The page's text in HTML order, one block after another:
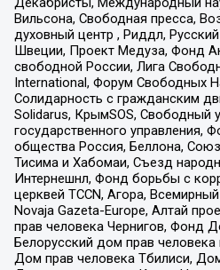
Вильсона, Свободная пресса,
духовный центр , Риддл,
Швеции, Проект Медуза, Фонд
свободной России, Лига
International, Форум Свободных
Солидарность с гражданским
Solidarus, КрымSOS, Свободный
государственного управления,
общества Россия, Беллона,
Тисима и Хабомаи, Съезд
Интернешнл, Фонд борьбы с
церквей TCCN, Агора,
Novaja Gazeta-Europe, Алтай
прав человека Чернигов, Фонд
Белорусский дом прав
Дом прав человека Тбилиси,